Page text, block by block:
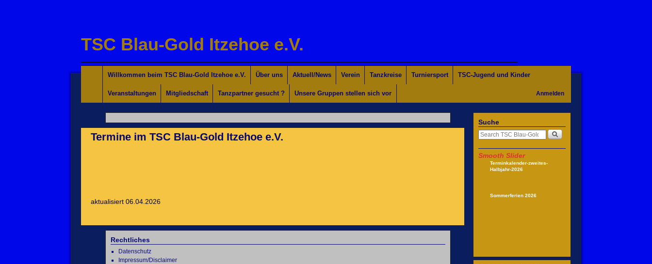
TSC Blau-Gold Itzehoe e.V.
Willkommen für Interessierte
Tanzkurse Aktuell
Unsere Trainer/innen
Turniersport
Jugend/Kinder
Willkommen beim TSC Blau-Gold Itzehoe e.V. Über uns Aktuell/News Verein Tanzkreise Turniersport TSC-Jugend und Kinder
Veranstaltungen Mitgliedschaft Tanzpartner gesucht ? Unsere Gruppen stellen sich vor Anmelden
Termine im TSC Blau-Gold Itzehoe e.V.
aktualisiert 06.04.2026
Rechtliches
Datenschutz
Impressum/Disclaimer
Suche
Smooth Slider
Terminkalender-zweites-
Halbjahr-2026
Sommerferien 2026